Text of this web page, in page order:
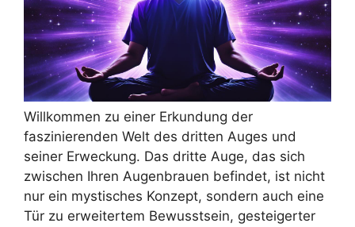
Willkommen zu einer Erkundung der
faszinierenden Welt des dritten Auges und
seiner Erweckung. Das dritte Auge, das sich
zwischen Ihren Augenbrauen befindet, ist nicht
nur ein mystisches Konzept, sondern auch eine
Tür zu erweitertem Bewusstsein, gesteigerter